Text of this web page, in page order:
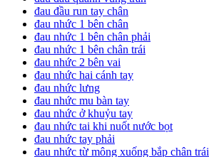
đau đầu run tay chân
đau nhức 1 bên chân
đau nhức 1 bên chân phải
đau nhức 1 bên chân trái
đau nhức 2 bên vai
đau nhức hai cánh tay
đau nhức lưng
đau nhức mu bàn tay
đau nhức ở khuỷu tay
đau nhức tai khi nuốt nước bọt
đau nhức tay phải
đau nhức từ mông xuống bắp chân trái